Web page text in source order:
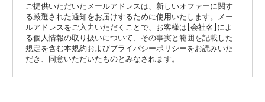
ご提供いただいたメールアドレスは、新しいオファーに関す
る厳選された通知をお届けするために使用いたします。メー
ルアドレスをご入力いただくことで、お客様は[会社名]によ
る個人情報の取り扱いについて、その事実と範囲を記載した
規定を含む本規約およびプライバシーポリシーをお読みいた
だき、同意いただいたものとみなされます。